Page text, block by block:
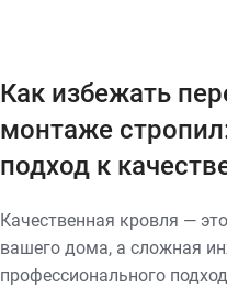
Как избежать
монтаже
подход к
Качественная кровля —
вашего дома, а сложная
профессионального